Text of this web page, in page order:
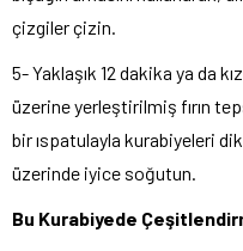
çizgiler çizin.
5- Yaklaşık 12 dakika ya da
üzerine yerleştirilmiş fırın
bir ıspatulayla kurabiyeleri
üzerinde iyice soğutun.
Bu Kurabiyede